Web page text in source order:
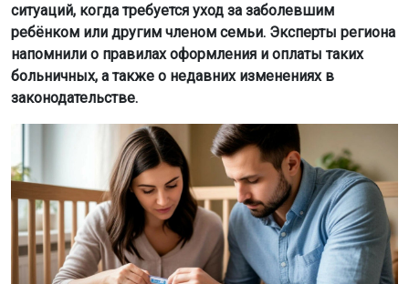
ситуаций, когда требуется уход за заболевшим
ребёнком или другим членом семьи. Эксперты региона
напомнили о правилах оформления и оплаты таких
больничных, а также о недавних изменениях в
законодательстве.